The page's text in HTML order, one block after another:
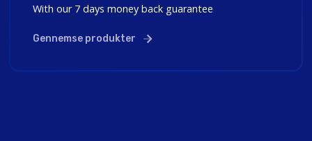
With our 7 days money back guarantee
Gennemse produkter